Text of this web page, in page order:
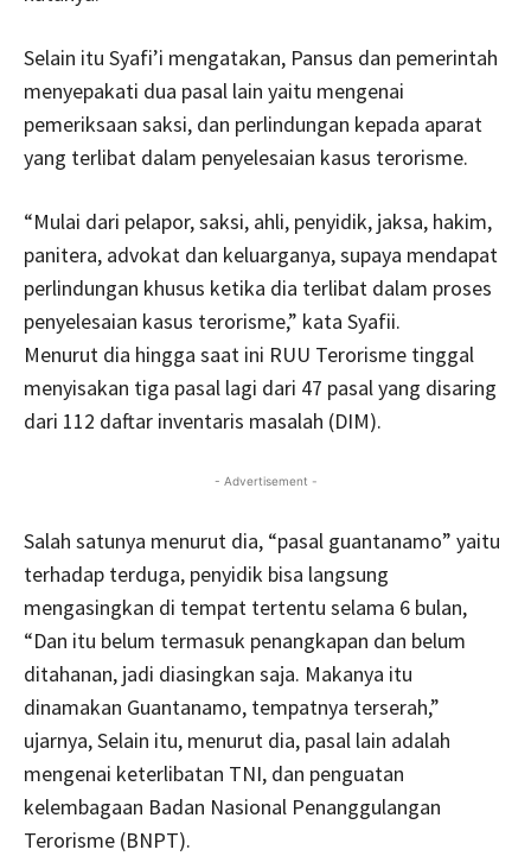
Selain itu Syafi’i mengatakan, Pansus dan pemerintah
menyepakati dua pasal lain yaitu mengenai
pemeriksaan saksi, dan perlindungan kepada aparat
yang terlibat dalam penyelesaian kasus terorisme.
“Mulai dari pelapor, saksi, ahli, penyidik, jaksa, hakim,
panitera, advokat dan keluarganya, supaya mendapat
perlindungan khusus ketika dia terlibat dalam proses
penyelesaian kasus terorisme,” kata Syafii.
Menurut dia hingga saat ini RUU Terorisme tinggal
menyisakan tiga pasal lagi dari 47 pasal yang disaring
dari 112 daftar inventaris masalah (DIM).
- Advertisement -
Salah satunya menurut dia, “pasal guantanamo” yaitu
terhadap terduga, penyidik bisa langsung
mengasingkan di tempat tertentu selama 6 bulan,
“Dan itu belum termasuk penangkapan dan belum
ditahanan, jadi diasingkan saja. Makanya itu
dinamakan Guantanamo, tempatnya terserah,”
ujarnya, Selain itu, menurut dia, pasal lain adalah
mengenai keterlibatan TNI, dan penguatan
kelembagaan Badan Nasional Penanggulangan
Terorisme (BNPT).